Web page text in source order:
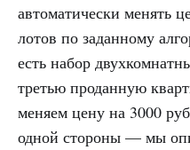
автоматически менять
лотов по заданному
есть набор
третью проданную
меняем цену на 3000
одной стороны — мы